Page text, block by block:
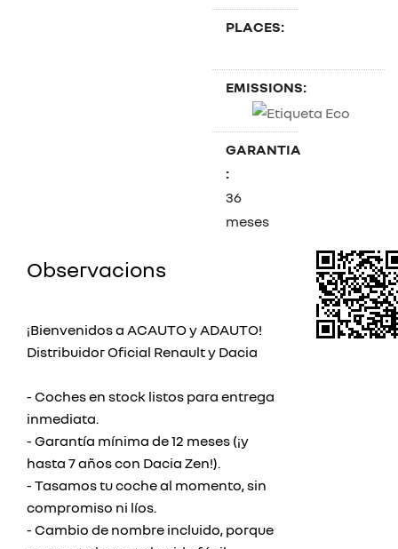
PLACES:
EMISSIONS:
GARANTIA
:
36
meses
Observacions
¡Bienvenidos a ACAUTO y ADAUTO!
Distribuidor Oficial Renault y Dacia
- Coches en stock listos para entrega
inmediata.
- Garantía mínima de 12 meses (¡y
hasta 7 años con Dacia Zen!).
- Tasamos tu coche al momento, sin
compromiso ni líos.
- Cambio de nombre incluido, porque